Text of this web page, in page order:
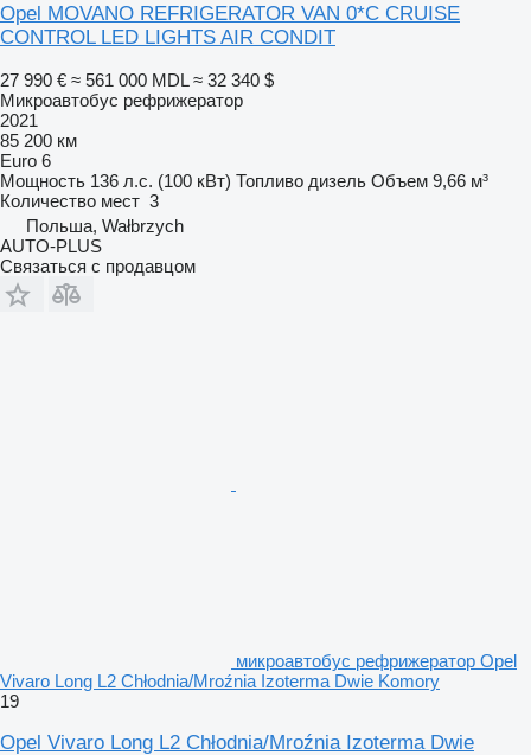
Opel MOVANO REFRIGERATOR VAN 0*C CRUISE
CONTROL LED LIGHTS AIR CONDIT
27 990 € ≈ 561 000 MDL ≈ 32 340 $
Микроавтобус рефрижератор
2021
85 200 км
Euro 6
Мощность 136 л.с. (100 кВт) Топливо дизель Объем 9,66 м³
Количество мест 3
Польша, Wałbrzych
AUTO-PLUS
Связаться с продавцом
микроавтобус рефрижератор Opel
Vivaro Long L2 Chłodnia/Mroźnia Izoterma Dwie Komory
19
Opel Vivaro Long L2 Chłodnia/Mroźnia Izoterma Dwie